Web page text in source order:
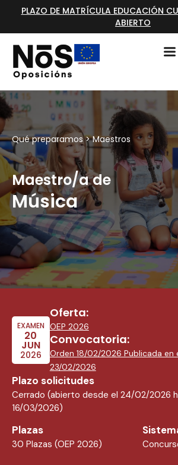
PLAZO DE MATRÍCULA EDUCACIÓN
ABIERTO
Qué preparamos >Maestros
Maestro/a de
Música
EXAMEN
20
JUN
2026
Oferta:
OEP 2026
Convocatoria:
Orden 18/02/2026 Publicada en
23/02/2026
Plazo solicitudes
Cerrado (abierto desde el 24/02/2026
16/03/2026)
Plazas
30 Plazas (OEP 2026)